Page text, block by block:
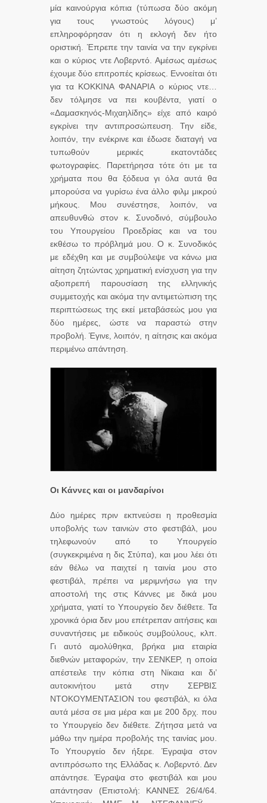
μία καινούργια κόπια (τύπωσα δύο ακόμη
για τους γνωστούς λόγους) μ’
επληροφόρησαν ότι η εκλογή δεν ήτο
οριστική. Έπρεπε την ταινία να την εγκρίνει
και ο κύριος ντε Λοβερντό. Αμέσως αμέσως
έχουμε δύο επιτροπές κρίσεως. Εννοείται ότι
για τα ΚΟΚΚΙΝΑ ΦΑΝΑΡΙΑ ο κύριος ντε…
δεν τόλμησε να πει κουβέντα, γιατί ο
«Δαμασκηνός-Μιχαηλίδης» είχε από καιρό
εγκρίνει την αντιπροσώπευση. Την είδε,
λοιπόν, την ενέκρινε και έδωσε διαταγή να
τυπωθούν μερικές εκατοντάδες
φωτογραφίες. Παρετήρησα τότε ότι με τα
χρήματα που θα ξόδευα γι όλα αυτά θα
μπορούσα να γυρίσω ένα άλλο φιλμ μικρού
μήκους. Μου συνέστησε, λοιπόν, να
απευθυνθώ στον κ. Συνοδινό, σύμβουλο
του Υπουργείου Προεδρίας και να του
εκθέσω το πρόβλημά μου. Ο κ. Συνοδικός
με εδέχθη και με συμβούλεψε να κάνω μια
αίτηση ζητώντας χρηματική ενίσχυση για την
αξιοπρεπή παρουσίαση της ελληνικής
συμμετοχής και ακόμα την αντιμετώπιση της
περιπτώσεως της εκεί μεταβάσεώς μου για
δύο ημέρες, ώστε να παραστώ στην
προβολή. Έγινε, λοιπόν, η αίτησις και ακόμα
περιμένω απάντηση.
Οι Κάννες και οι μανδαρίνοι
Δύο ημέρες πριν εκπνεύσει η προθεσμία
υποβολής των ταινιών στο φεστιβάλ, μου
τηλεφωνούν από το Υπουργείο
(συγκεκριμένα η δις Στύπα), και μου λέει ότι
εάν θέλω να παιχτεί η ταινία μου στο
φεστιβάλ, πρέπει να μεριμνήσω για την
αποστολή της στις Κάννες με δικά μου
χρήματα, γιατί το Υπουργείο δεν διέθετε. Τα
χρονικά όρια δεν μου επέτρεπαν αιτήσεις και
συναντήσεις με ειδικούς συμβούλους, κλπ.
Γι αυτό αμολύθηκα, βρήκα μια εταιρία
διεθνών μεταφορών, την ΣΕΝΚΕΡ, η οποία
απέστειλε την κόπια στη Νίκαια και δι’
αυτοκινήτου μετά στην ΣΕΡΒΙΣ
ΝΤΟΚΟΥΜΕΝΤΑΣΙΟΝ του φεστιβάλ, κι όλα
αυτά μέσα σε μια μέρα και με 200 δρχ. που
το Υπουργείο δεν διέθετε. Ζήτησα μετά να
μάθω την ημέρα προβολής της ταινίας μου.
Το Υπουργείο δεν ήξερε. Έγραψα στον
αντιπρόσωπο της Ελλάδας κ. Λοβερντό. Δεν
απάντησε. Έγραψα στο φεστιβάλ και μου
απάντησαν (Επιστολή: ΚΑΝΝΕΣ 26/4/64.